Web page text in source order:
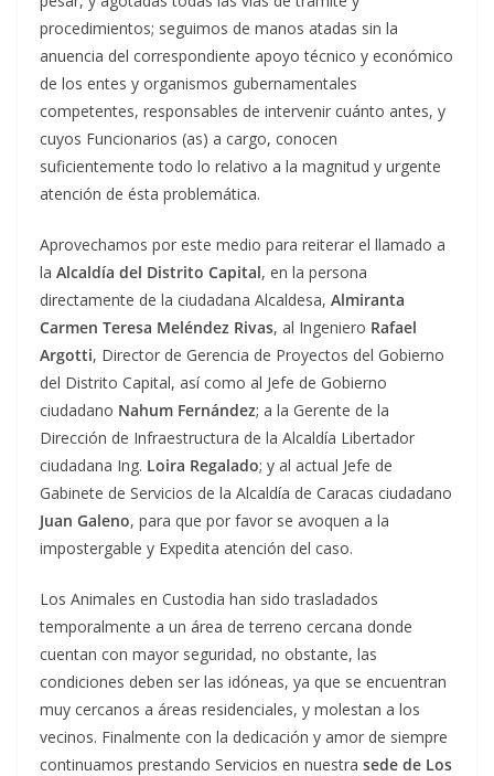
procedimientos; seguimos de manos atadas sin la
anuencia del correspondiente apoyo técnico y económico
de los entes y organismos gubernamentales
competentes, responsables de intervenir cuánto antes, y
cuyos Funcionarios (as) a cargo, conocen
suficientemente todo lo relativo a la magnitud y urgente
atención de ésta problemática.
Aprovechamos por este medio para reiterar el llamado a
la Alcaldía del Distrito Capital, en la persona
directamente de la ciudadana Alcaldesa, Almiranta
Carmen Teresa Meléndez Rivas, al Ingeniero Rafael
Argotti, Director de Gerencia de Proyectos del Gobierno
del Distrito Capital, así como al Jefe de Gobierno
ciudadano Nahum Fernández; a la Gerente de la
Dirección de Infraestructura de la Alcaldía Libertador
ciudadana Ing. Loira Regalado; y al actual Jefe de
Gabinete de Servicios de la Alcaldía de Caracas ciudadano
Juan Galeno, para que por favor se avoquen a la
impostergable y Expedita atención del caso.
Los Animales en Custodia han sido trasladados
temporalmente a un área de terreno cercana donde
cuentan con mayor seguridad, no obstante, las
condiciones deben ser las idóneas, ya que se encuentran
muy cercanos a áreas residenciales, y molestan a los
vecinos. Finalmente con la dedicación y amor de siempre
continuamos prestando Servicios en nuestra sede de Los